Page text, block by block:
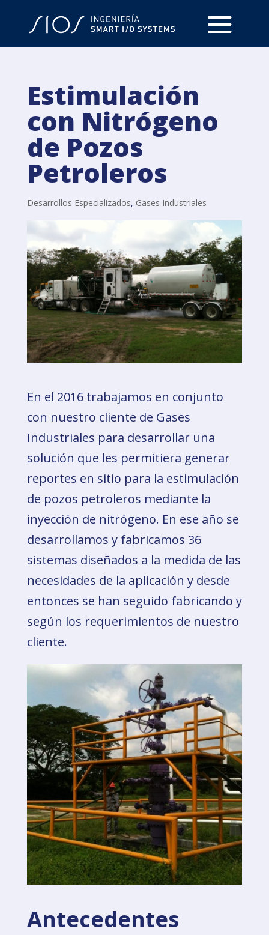
Estimulación
con Nitrógeno
de Pozos
Petroleros
Desarrollos Especializados, Gases Industriales
En el 2016 trabajamos en conjunto
con nuestro cliente de Gases
Industriales para desarrollar una
solución que les permitiera generar
reportes en sitio para la estimulación
de pozos petroleros mediante la
inyección de nitrógeno. En ese año se
desarrollamos y fabricamos 36
sistemas diseñados a la medida de las
necesidades de la aplicación y desde
entonces se han seguido fabricando y
según los requerimientos de nuestro
cliente.
Antecedentes